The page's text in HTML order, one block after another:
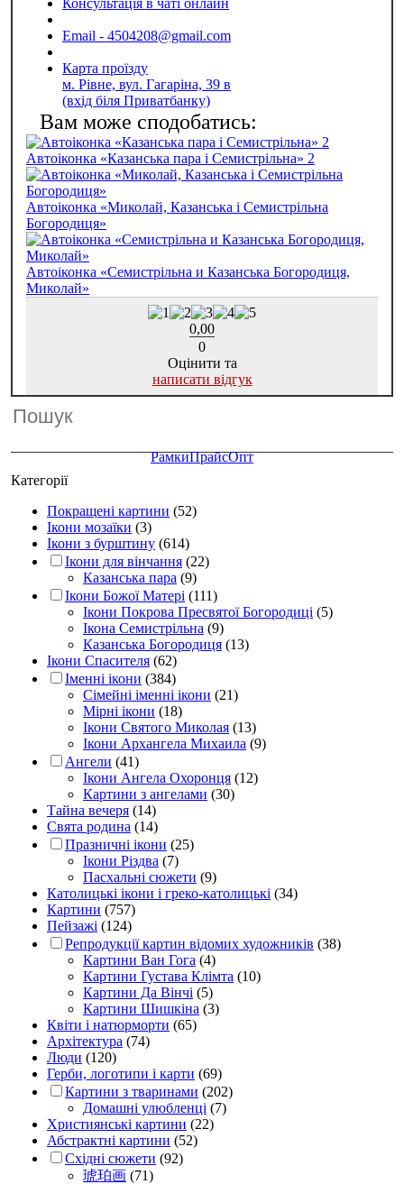
Email - 4504208@gmail.com
Карта проїзду
м. Рівне, вул. Гагаріна, 39 в
(вхід біля Приватбанку)
Автоіконка «Казанська пара і Семистрільна» 2
Автоіконка «Миколай, Казанська і Семистрільна
Богородиця»
Автоіконка «Семистрільна и Казанська Богородиця,
Миколай»
0,00
0
Оцінити та
написати відгук
РамкиПрайсОпт
Категорії
Покращені картини (52)
Ікони мозаїки (3)
Ікони з бурштину (614)
Ікони для вінчання (22)
Казанська пара (9)
Ікони Божої Матері (111)
Ікони Покрова Пресвятої Богородиці (5)
Ікона Семистрільна (9)
Казанська Богородиця (13)
Ікони Спасителя (62)
Іменні ікони (384)
Сімейні іменні ікони (21)
Мірні ікони (18)
Ікони Святого Миколая (13)
Ікони Архангела Михаила (9)
Ангели (41)
Ікони Ангела Охоронця (12)
Картини з ангелами (30)
Тайна вечеря (14)
Свята родина (14)
Празничні ікони (25)
Ікони Різдва (7)
Пасхальні сюжети (9)
Католицькі ікони і греко-католицькі (34)
Картини (757)
Пейзажі (124)
Репродукції картин відомих художників (38)
Картини Ван Гога (4)
Картини Густава Клімта (10)
Картини Да Вінчі (5)
Картини Шишкіна (3)
Квіти і натюрморти (65)
Архітектура (74)
Люди (120)
Герби, логотипи і карти (69)
Картини з тваринами (202)
Домашні улюбленці (7)
Християнські картини (22)
Абстрактні картини (52)
Східні сюжети (92)
琥珀画 (71)